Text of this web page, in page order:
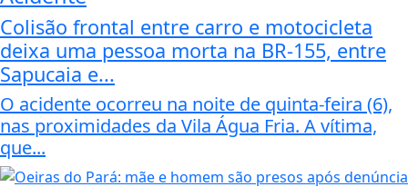
Colisão frontal entre carro e motocicleta
deixa uma pessoa morta na BR-155, entre
Sapucaia e...
O acidente ocorreu na noite de quinta-feira (6),
nas proximidades da Vila Água Fria. A vítima,
que...